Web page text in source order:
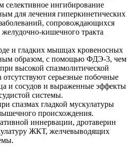
селективное ингибирование
для лечения гиперкинетических
сопровождающихся
кишечного тракта
и гладких мышцах кровеносных
образом, с помощью ФДЭ-3, чем
высокой спазмолитической
отсутствуют серьезные побочные
и сосудов и выраженные эффекты
системы.
спазмах гладкой мускулатуры
происхождения.
иннервации, дротаверин
ЖКТ, желчевыводящих